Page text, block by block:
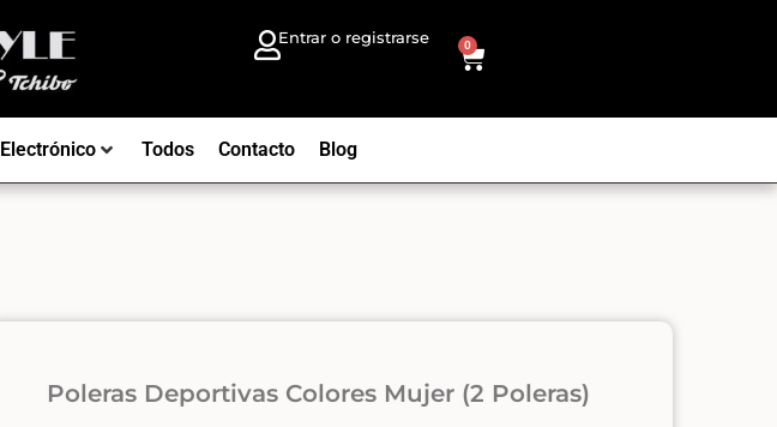
Entrar o registrarse 0
Electrónico Todos Contacto Blog
Poleras Deportivas Colores Mujer (2 Poleras)